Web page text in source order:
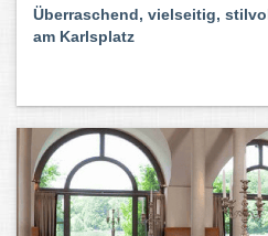
Restaurants – außergewöhnliche
vegetarische, gehobene und
Wie immer inklusive Bewertungen
Und auch die Küchenrichtungen
Überraschend, vielseitig,
am Karlsplatz